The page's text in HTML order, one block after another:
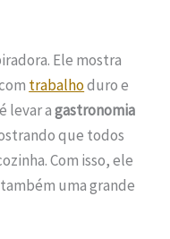
Ele mostra
trabalhoduro e
levar agastronomia
que todos
Com isso, ele
uma grande